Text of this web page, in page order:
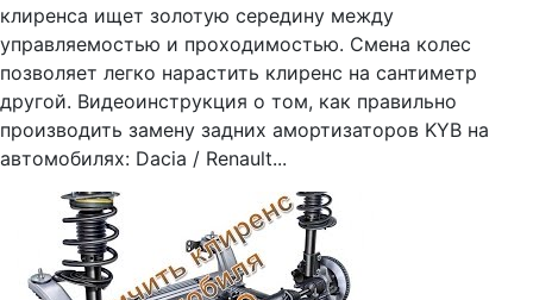
клиренса ищет золотую середину между
управляемостью и проходимостью. Смена колес
позволяет легко нарастить клиренс на сантиметр
другой. Видеоинструкция о том, как правильно
производить замену задних амортизаторов KYB на
автомобилях: Dacia / Renault...